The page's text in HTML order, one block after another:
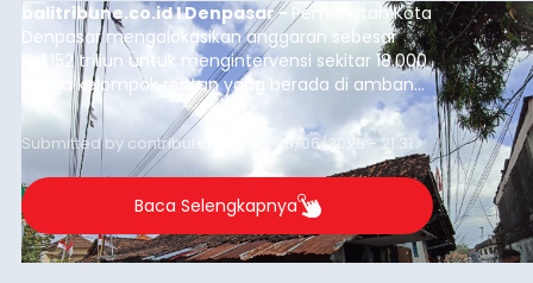
balitribune.co.id I Denpasar - Pemerintah Kota
Denpasar mengalokasikan anggaran sebesar
Rp1,152 triliun untuk mengintervensi sekitar 18.000
warga kelompok rentan yang berada di ambang
garis kemiskinan. Langkah strategis ini diambil
guna menjaga masyarakat yang berada pada
kelompok desil 5 dan 6 tersebut agar tidak
merosot ke kategori miskin.
Submitted by contributor Thu, 08/06/2026 - 21:31
Baca Selengkapnya